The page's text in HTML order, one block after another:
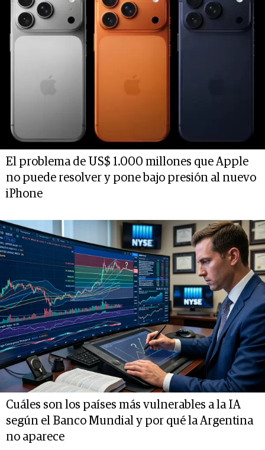
El problema de US$ 1.000 millones que Apple
no puede resolver y pone bajo presión al nuevo
iPhone
Cuáles son los países más vulnerables a la IA
según el Banco Mundial y por qué la Argentina
no aparece